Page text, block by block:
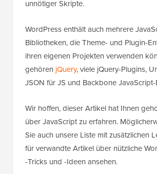
unnötiger Skripte.
WordPress enthält auch mehrere
Bibliotheken, die Theme- und Plugin-
ihren eigenen Projekten verwenden
gehören jQuery, viele jQuery-Plugins,
JSON für JS und Backbone
Wir hoffen, dieser Artikel hat Ihnen
über JavaScript zu erfahren.
Sie auch unsere Liste mit zusätzlichen
für verwandte Artikel über nützliche
-Tricks und -Ideen ansehen.